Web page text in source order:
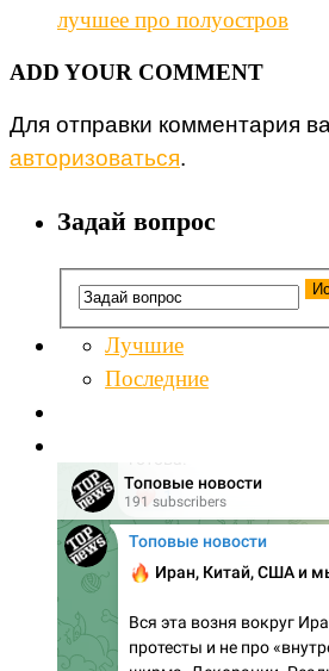
лучшее про полуостров
ADD YOUR COMMENT
Для отправки комментария
авторизоваться.
Задай вопрос
Лучшие
Последние